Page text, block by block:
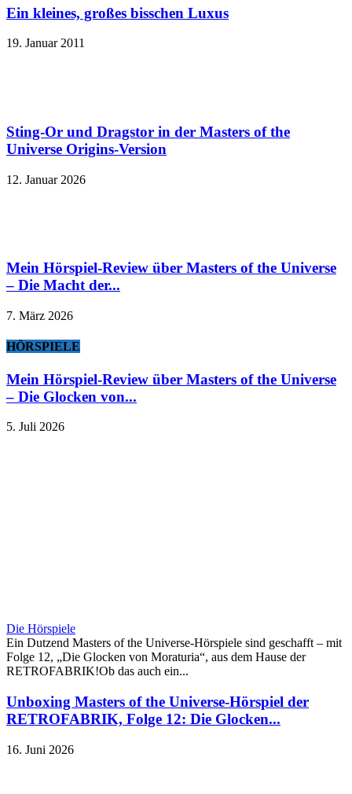
Ein kleines, großes bisschen Luxus
19. Januar 2011
Sting-Or und Dragstor in der Masters of the
Universe Origins-Version
12. Januar 2026
Mein Hörspiel-Review über Masters of the Universe
– Die Macht der...
7. März 2026
HÖRSPIELE
Mein Hörspiel-Review über Masters of the Universe
– Die Glocken von...
5. Juli 2026
Die Hörspiele
Ein Dutzend Masters of the Universe-Hörspiele sind geschafft – mit
Folge 12, „Die Glocken von Moraturia“, aus dem Hause der
RETROFABRIK!Ob das auch ein...
Unboxing Masters of the Universe-Hörspiel der
RETROFABRIK, Folge 12: Die Glocken...
16. Juni 2026